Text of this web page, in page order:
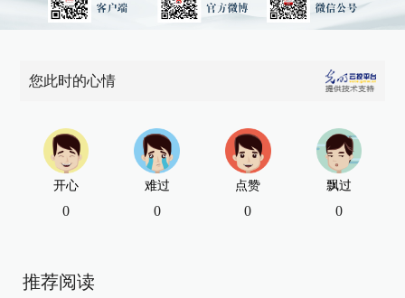
您此时的心情
开心
0
难过
0
点赞
0
飘过
0
推荐阅读